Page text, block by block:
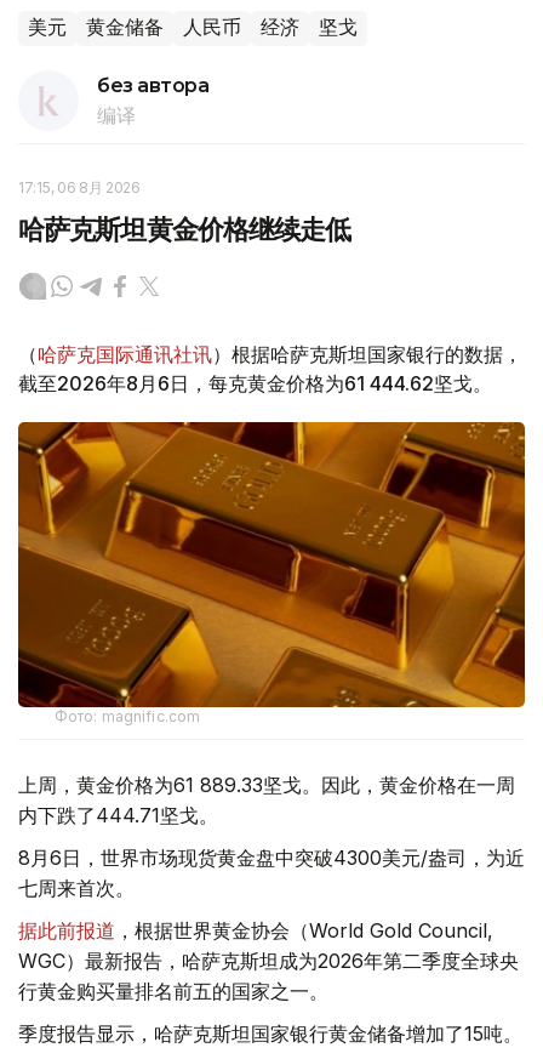
美元 黄金储备 人民币 经济 坚戈
без автора
编译
17:15, 06 8月 2026
哈萨克斯坦黄金价格继续走低
（哈萨克国际通讯社讯）根据哈萨克斯坦国家银行的数据，
截至2026年8月6日，每克黄金价格为61 444.62坚戈。
Фото: magnific.com
上周，黄金价格为61 889.33坚戈。因此，黄金价格在一周
内下跌了444.71坚戈。
8月6日，世界市场现货黄金盘中突破4300美元/盎司，为近
七周来首次。
据此前报道 ，根据世界黄金协会（World Gold Council,
WGC）最新报告，哈萨克斯坦成为2026年第二季度全球央
行黄金购买量排名前五的国家之一。
季度报告显示，哈萨克斯坦国家银行黄金储备增加了15吨。